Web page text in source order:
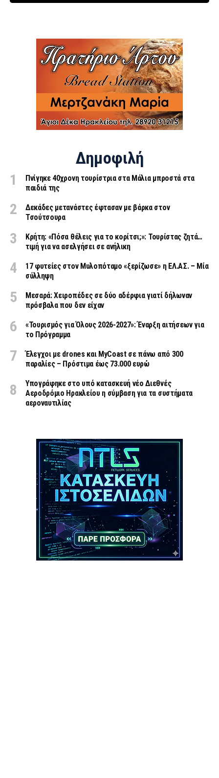
Δημοφιλή
Πνίγηκε 40χρονη τουρίστρια στα Μάλια μπροστά στα
παιδιά της
Δεκάδες μετανάστες έφτασαν με βάρκα στον
Τσούτσουρα
Κρήτη: «Πόσα θέλεις για το κορίτσι;»: Τουρίστας ζητά…
τιμή για να ασελγήσει σε ανήλικη
17 φυτείες στον Μυλοπόταμο «ξερίζωσε» η ΕΛ.ΑΣ. – Μία
σύλληψη
Μεσαρά: Χειροπέδες σε δύο αδέρφια γιατί δήλωναν
πρόσβαλα που δεν είχαν
«Τουρισμός για Όλους 2026-2027»: Έναρξη αιτήσεων για
το Πρόγραμμα
Έλεγχοι με drones και MyCoast σε πάνω από 300
παραλίες – Πρόστιμα έως 73.000 ευρώ
Υπογράφηκε στο υπό κατασκευή νέο Διεθνές
Αεροδρόμιο Ηρακλείου η σύμβαση για τα συστήματα
αεροναυτιλίας